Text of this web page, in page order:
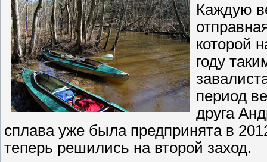
Каждую
которой
году
период
друга
сплава уже была предпринята в
теперь решились на второй заход.